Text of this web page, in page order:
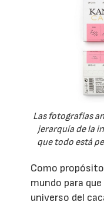
Las fotografías
jerarquía de la
que todo está
Como
mundo para
universo del